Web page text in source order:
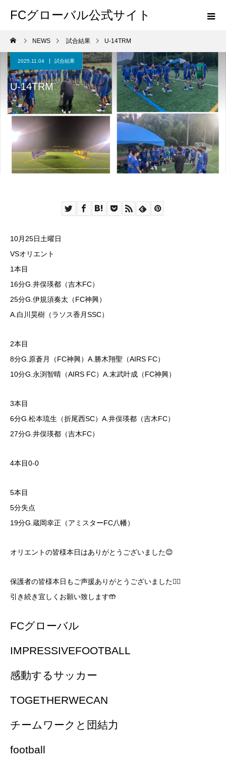
FCグローバル公式サイト
NEWS 試合結果 U-14TRM
2025.11.04 試合結果
U-14TRM
10月25日土曜日
VSオリエント
1本目
16分G.井俣瑛都（吉木FC）
25分G.伊規須奏太（FC神興）
A.白川昊樹（ラソス香月SSC）
2本目
8分G.原蒼月（FC神興）A.勝木翔聖（AIRS FC）
10分G.永渕智晴（AIRS FC）A.末武叶成（FC神興）
3本目
6分G.松本琉生（折尾西SC）A.井俣瑛都（吉木FC）
27分G.井俣瑛都（吉木FC）
4本目0-0
5本目
5分失点
19分G.蔵岡幸正（アミスターFC八幡）
オリエントの皆様本日はありがとうございました😊
保護者の皆様本日もご声援ありがとうございました🙇‍♀️
引き続き宜しくお願い致します🤲
FCグローバル
IMPRESSIVEFOOTBALL
感動するサッカー
TOGETHERWECAN
チームワークと団結力
football